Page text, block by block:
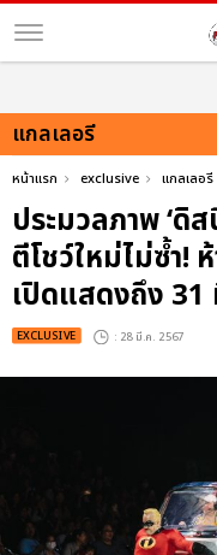
แกลเลอรี
หน้าแรก exclusive แกลเลอรี
ประมวลภาพ ‘ดิ
ตีโชว์ใหม่ไม่ซ้ำ!
เปิดแสดงถึง
EXCLUSIVE : 28 มี.ค. 2567